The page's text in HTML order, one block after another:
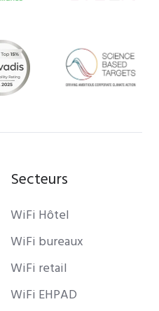
Secteurs
WiFi Hôtel
WiFi bureaux
WiFi retail
WiFi EHPAD